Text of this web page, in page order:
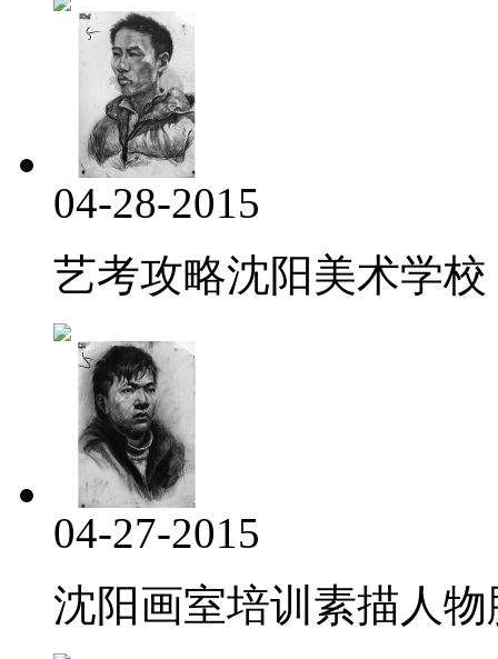
04-28-2015
艺考攻略沈阳美术学校
04-27-2015
沈阳画室培训素描人物